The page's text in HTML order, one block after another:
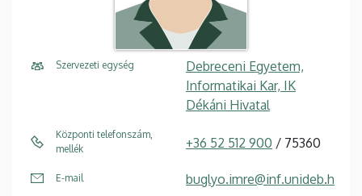
Szervezeti egység
Debreceni Egyetem,
Informatikai Kar, IK
Dékáni Hivatal
Központi telefonszám,
mellék
+36 52 512 900 / 75360
E-mail
buglyo.imre@inf.unideb.h